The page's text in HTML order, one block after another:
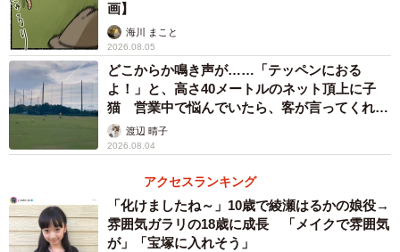
画】
海川 まこと
2026.08.05
どこからか鳴き声が……「テッペンにおる
よ！」と、高さ40メートルのネット頂上に子
猫 営業中で悩んでいたら、客が言ってくれた
のは？渡辺 晴子
2026.08.04
アクセスランキング
「化けましたね～」10歳で綾瀬はるかの娘役→
雰囲気ガラリの18歳に成長 「メイクで雰囲気
が」「宝塚に入れそう」